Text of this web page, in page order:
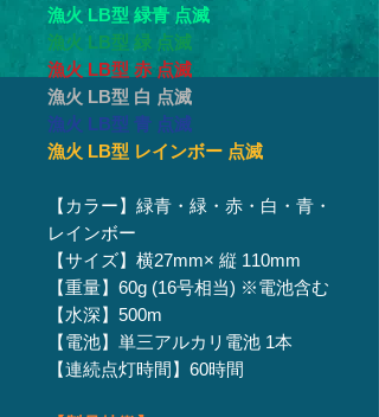
漁火 LB型 緑青 点滅
漁火 LB型 緑 点滅
漁火 LB型 赤 点滅
漁火 LB型 白 点滅
漁火 LB型 青 点滅
漁火 LB型 レインボー 点滅
【カラー】緑青・緑・赤・白・青・
レインボー
【サイズ】横27mm× 縦 110mm
【重量】60g (16号相当) ※電池含む
【水深】500m
【電池】単三アルカリ電池 1本
【連続点灯時間】60時間